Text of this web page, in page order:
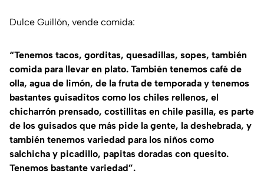
Dulce Guillón, vende comida:
“Tenemos tacos, gorditas, quesadillas, sopes, también
comida para llevar en plato. También tenemos café de
olla, agua de limón, de la fruta de temporada y tenemos
bastantes guisaditos como los chiles rellenos, el
chicharrón prensado, costillitas en chile pasilla, es parte
de los guisados que más pide la gente, la deshebrada, y
también tenemos variedad para los niños como
salchicha y picadillo, papitas doradas con quesito.
Tenemos bastante variedad”.